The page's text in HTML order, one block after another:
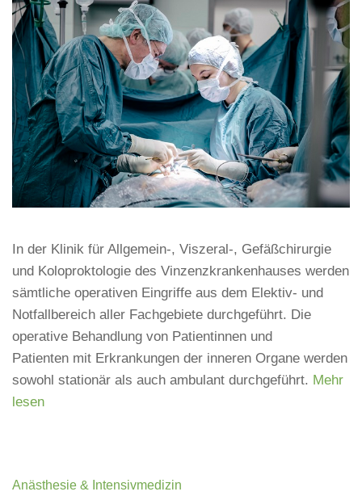
In der Klinik für Allgemein-, Viszeral-, Gefäßchirurgie
und Koloproktologie des Vinzenzkrankenhauses werden
sämtliche operativen Eingriffe aus dem Elektiv- und
Notfallbereich aller Fachgebiete durchgeführt. Die
operative Behandlung von Patientinnen und
Patienten mit Erkrankungen der inneren Organe werden
sowohl stationär als auch ambulant durchgeführt. Mehr
lesen
Anästhesie & Intensivmedizin